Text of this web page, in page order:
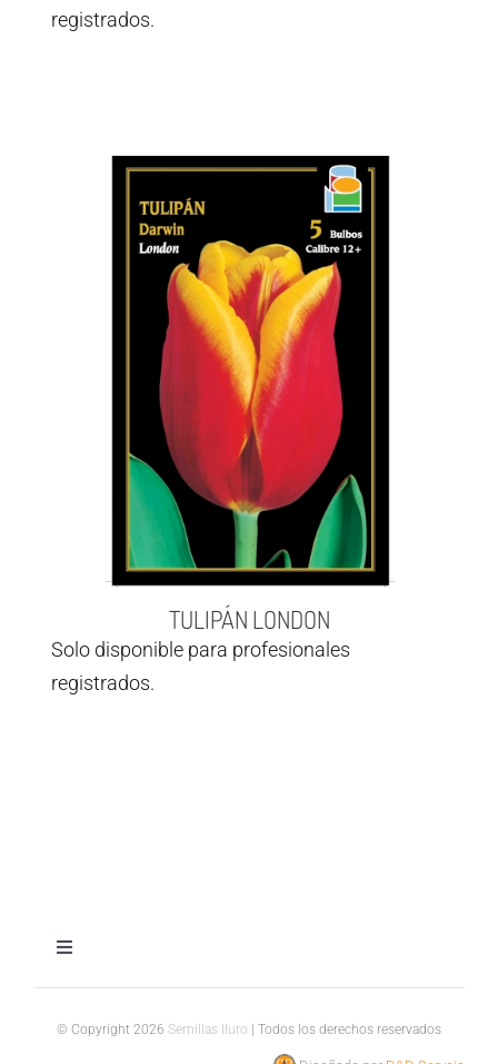
registrados.
TULIPÁN LONDON
Solo disponible para profesionales
registrados.
Toggle
© Copyright 2026 Semillas Iluro | Todos los derechos reservados